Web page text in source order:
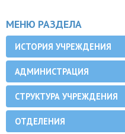
МЕНЮ РАЗДЕЛА
ИСТОРИЯ УЧРЕЖДЕНИЯ
АДМИНИСТРАЦИЯ
СТРУКТУРА УЧРЕЖДЕНИЯ
ОТДЕЛЕНИЯ